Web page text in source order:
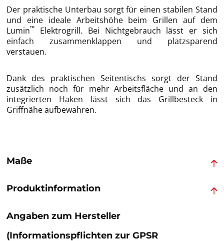
Der praktische Unterbau sorgt für einen stabilen Stand
und eine ideale Arbeitshöhe beim Grillen auf dem
Lumin™
Elektrogrill. Bei Nichtgebrauch lässt er sich
einfach zusammenklappen und platzsparend
verstauen.
Dank des praktischen Seitentischs sorgt der Stand
zusätzlich noch für mehr Arbeitsfläche und an den
integrierten Haken lässt sich das Grillbesteck in
Griffnähe aufbewahren.
Maße
Produktinformation
Angaben zum Hersteller
(Informationspflichten zur GPSR